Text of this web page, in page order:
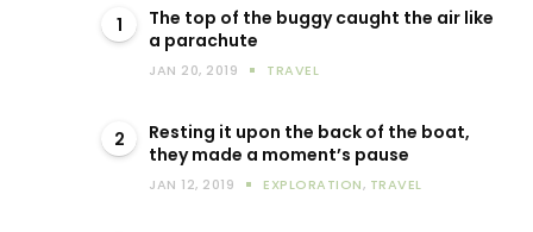
1
The top of the buggy caught the air like
a parachute
JAN 20, 2019 TRAVEL
2
Resting it upon the back of the boat,
they made a moment’s pause
JAN 12, 2019 EXPLORATION, TRAVEL